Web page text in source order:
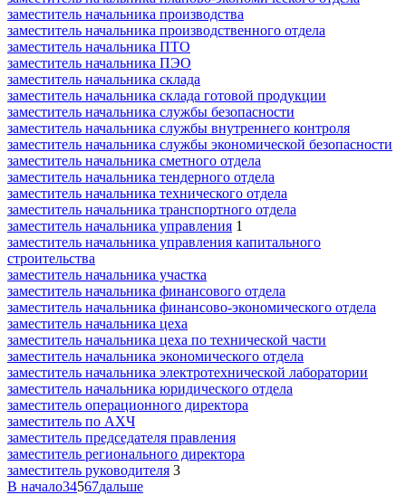
заместитель начальника производства
заместитель начальника производственного отдела
заместитель начальника ПТО
заместитель начальника ПЭО
заместитель начальника склада
заместитель начальника склада готовой продукции
заместитель начальника службы безопасности
заместитель начальника службы внутреннего контроля
заместитель начальника службы экономической безопасности
заместитель начальника сметного отдела
заместитель начальника тендерного отдела
заместитель начальника технического отдела
заместитель начальника транспортного отдела
заместитель начальника управления 1
заместитель начальника управления капитального
строительства
заместитель начальника участка
заместитель начальника финансового отдела
заместитель начальника финансово-экономического отдела
заместитель начальника цеха
заместитель начальника цеха по технической части
заместитель начальника экономического отдела
заместитель начальника электротехнической лаборатории
заместитель начальника юридического отдела
заместитель операционного директора
заместитель по АХЧ
заместитель председателя правления
заместитель регионального директора
заместитель руководителя 3
В начало34567дальше